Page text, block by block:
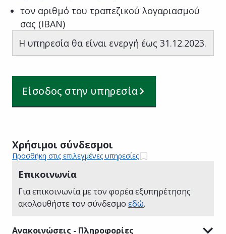
τον αριθμό του τραπεζικού λογαριασμού
σας (ΙΒΑΝ)
Η υπηρεσία θα είναι ενεργή έως 31.12.2023.
Είσοδος στην υπηρεσία
Χρήσιμοι σύνδεσμοι
Προσθήκη στις επιλεγμένες υπηρεσίες
Επικοινωνία
Για επικοινωνία με τον φορέα εξυπηρέτησης
ακολουθήστε τον σύνδεσμο εδώ.
Ανακοινώσεις - Πληροφορίες